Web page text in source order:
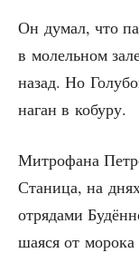
Он думал, что
в молель­ном
назад. Но
наган в кобуру.
Мит­ро­фа­на
Ста­ни­ца, на
отря­да­ми
ша­я­ся от